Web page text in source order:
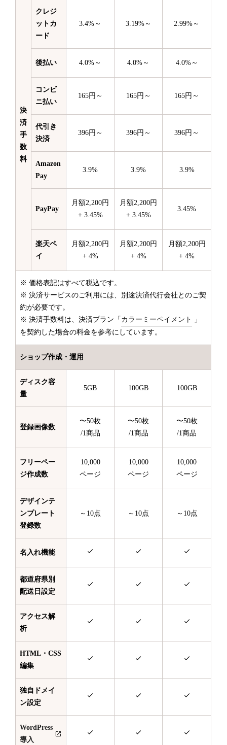
決
済
手
数
料
クレジ
ットカ
ード
3.4%～ 3.19%～ 2.99%～
後払い 4.0%～ 4.0%～ 4.0%～
コンビ
ニ払い
165円～ 165円～ 165円～
代引き
決済
396円～ 396円～ 396円～
Amazon
Pay
3.9% 3.9% 3.9%
PayPay
月額2,200円
+ 3.45%
月額2,200円
+ 3.45%
3.45%
楽天ペ
イ
月額2,200円
+ 4%
月額2,200円
+ 4%
月額2,200円
+ 4%
※ 価格表記はすべて税込です。
※ 決済サービスのご利用には、別途決済代行会社とのご契
約が必要です。
※ 決済手数料は、決済プラン「 カラーミーペイメント
」
を契約した場合の料金を参考にしています。
ショップ作成・運用
ディスク容
量
5GB 100GB 100GB
登録画像数
〜50枚
/1商品
〜50枚
/1商品
〜50枚
/1商品
フリーペー
ジ作成数
10,000
ページ
10,000
ページ
10,000
ページ
デザインテ
ンプレート
登録数
～10点 ～10点 ～10点
名入れ機能
都道府県別
配送日設定
アクセス解
析
HTML・CSS
編集
独自ドメイ
ン設定
WordPress
導入